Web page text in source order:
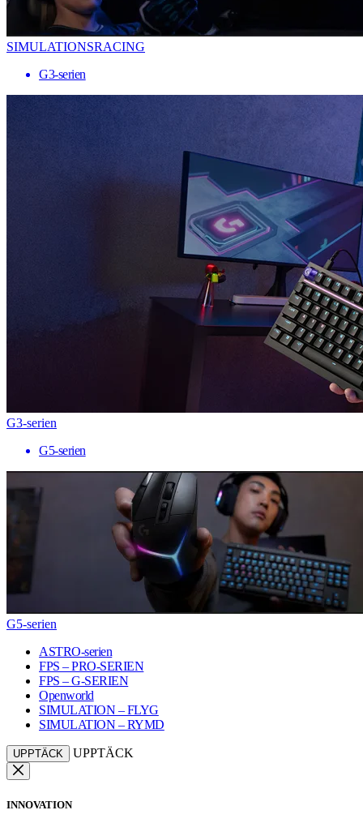
SIMULATIONSRACING
G3-serien
G3-serien
G5-serien
G5-serien
ASTRO-serien
FPS – PRO-SERIEN
FPS – G-SERIEN
Openworld
SIMULATION – FLYG
SIMULATION – RYMD
UPPTÄCK UPPTÄCK
INNOVATION